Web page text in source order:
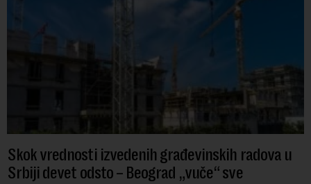
Skok vrednosti izvedenih građevinskih radova u
Srbiji devet odsto – Beograd „vuče“ sve